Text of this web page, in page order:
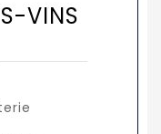
VINS